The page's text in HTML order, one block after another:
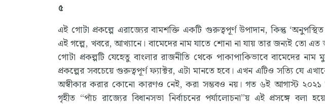
৫
এই গোটা প্রকল্পে এরাজ্যের বামশক্তি একটি গুরুত্বপূর্ণ উপাদান, কিন্তু
এই গল্পে, খবরে, আখ্যানে। বামেদের নাম যাতে শোনা না যায় তার জন্যই তো
গোটা প্রকল্পটি যেহেতু বাংলার রাজনীতি থেকে পাকাপাকিভাবে বামেদের
প্রকল্পের সবচেয়ে গুরুত্বপূর্ণ ফ্যাক্টর, এটা মানতে হবে। এখন এটিও সত্যি যে
অস্বীকার করার কোনো কারণও নেই, করা সম্ভবও নয়। গত ৬ই আগাস্ট ২০২১
গৃহীত “পাঁচ রাজ্যের বিধানসভা নির্বাচনের পর্যালোচনা”য় এই